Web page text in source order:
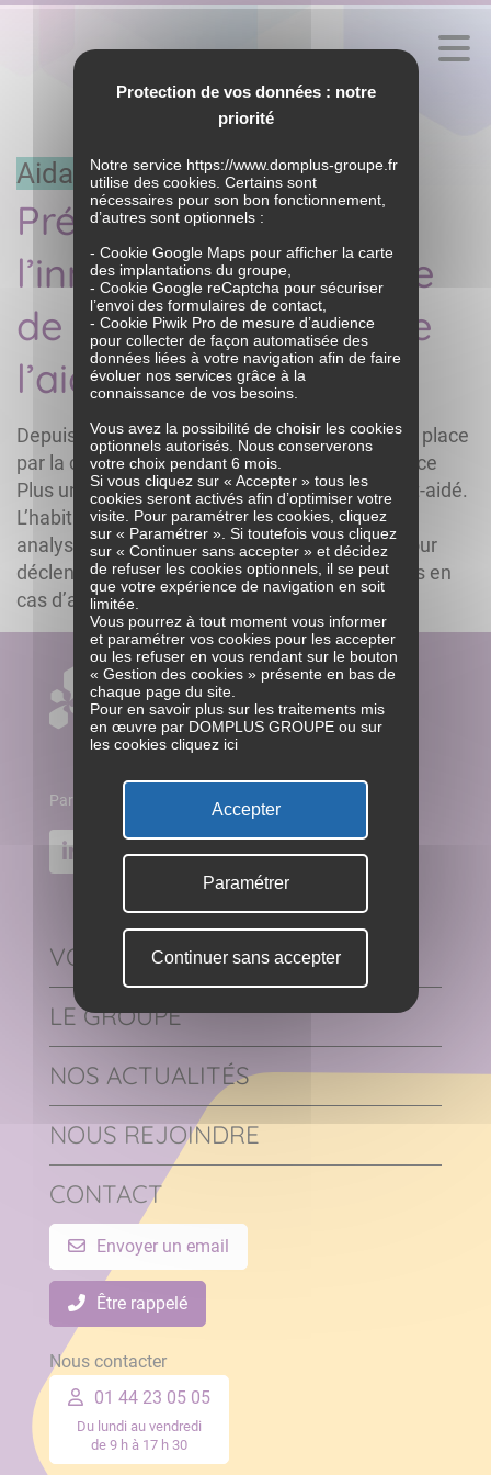
VOUS ACCOMPAGNER
Bien dans
MON QUOTIDIEN
Bien dans
MON ACTIVITÉ
Bien dans
MA SANTÉ
Ensemble
BIEN VIEILLIR
LE GROUPE
Historique
Nos engagements
Notre métier
DHOMPLUS
BAZILE
Nos clients et partenaires
NOS IMPLANTATIONS
Articles et vidéos
Témoignages
Communiqués de presse
Nos événements
NOUS REJOINDRE
CONTACT
01 44 23 05 05
Aidants
Présence Plus :
l’innovation préventive
de l’aidé au service de
l’aidant
Depuis juin 2017, DOMPLUS GROUPE a mis en place
par la création de sa filiale IT Maison – Présence
Plus un service innovant pour la relation aidant-aidé.
L’habitat, équipé de capteurs de mouvements,
analyse les habitudes de vie de la personne pour
déclencher des alertes préventives ou critiques en
cas d’anomalies détectées. Ainsi le service […]
Paris - Lyon - Bordeaux - Grenoble - Aix en Provence
VOUS ACCOMPAGNER
LE GROUPE
NOS ACTUALITÉS
NOUS REJOINDRE
CONTACT
Envoyer un email
Être rappelé
Nous contacter
01 44 23 05 05
Protection de vos données : notre
priorité
Notre service https://www.domplus-groupe.fr
utilise des cookies. Certains sont
nécessaires pour son bon fonctionnement,
d’autres sont optionnels :
- Cookie Google Maps pour afficher la carte
des implantations du groupe,
- Cookie Google reCaptcha pour sécuriser
l’envoi des formulaires de contact,
- Cookie Piwik Pro de mesure d’audience
pour collecter de façon automatisée des
données liées à votre navigation afin de faire
évoluer nos services grâce à la
connaissance de vos besoins.
Vous avez la possibilité de choisir les cookies
optionnels autorisés. Nous conserverons
votre choix pendant 6 mois.
Si vous cliquez sur « Accepter » tous les
cookies seront activés afin d’optimiser votre
visite. Pour paramétrer les cookies, cliquez
sur « Paramétrer ». Si toutefois vous cliquez
sur « Continuer sans accepter » et décidez
de refuser les cookies optionnels, il se peut
que votre expérience de navigation en soit
limitée.
Vous pourrez à tout moment vous informer
et paramétrer vos cookies pour les accepter
ou les refuser en vous rendant sur le bouton
« Gestion des cookies » présente en bas de
chaque page du site.
Pour en savoir plus sur les traitements mis
en œuvre par DOMPLUS GROUPE ou sur
les cookies cliquez ici
Accepter
Continuer sans accepter
Paramétrer